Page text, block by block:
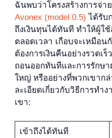
ฉันพบว่าโครงสร้างการจ่า
Avonex (model 0.5) ได้รับ
ถึงเงินทุนได้ทันที ทำให้ผู้ใ
ตลอดเวลา เกือบจะเหมือ
ต้องการเงินคืนอย่างรวดเ
ถอนออกทันทีและการรักษ
ใหญ่ หรืออย่างที่พวกเขาก
ละเอียดเกี่ยวกับวิธีการทำ
เขา:
เข้าถึงได้ทันที